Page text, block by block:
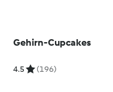
Gehirn-Cupcakes
4.5 (196)